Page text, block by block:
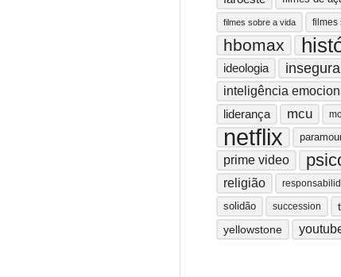
filmes sobre a vida filmes
hbomax
ideologia
inteligência
liderança mcu
netflix
prime video
religião
solidão succession
yellowstone